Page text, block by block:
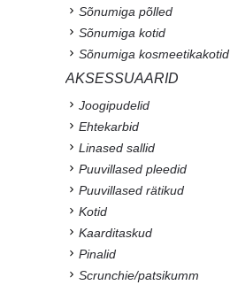
Sõnumiga põlled
Sõnumiga kotid
Sõnumiga kosmeetikakotid
AKSESSUAARID
Joogipudelid
Ehtekarbid
Linased sallid
Puuvillased pleedid
Puuvillased rätikud
Kotid
Kaarditaskud
Pinalid
Scrunchie/patsikumm